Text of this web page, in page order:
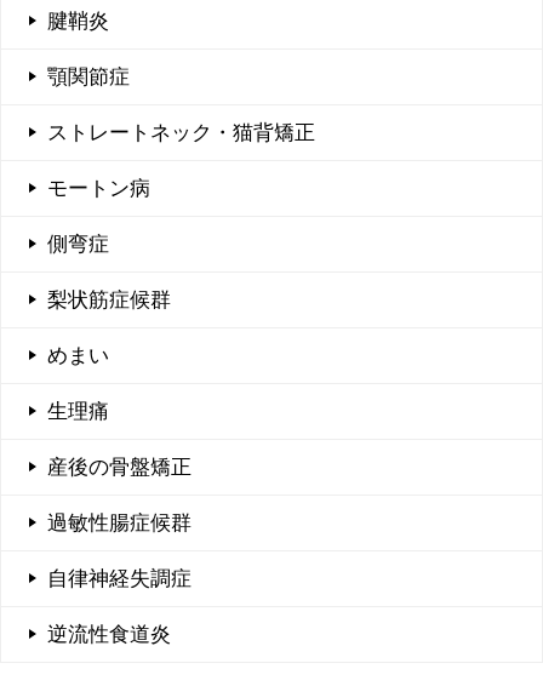
腱鞘炎
顎関節症
ストレートネック・猫背矯正
モートン病
側弯症
梨状筋症候群
めまい
生理痛
産後の骨盤矯正
過敏性腸症候群
自律神経失調症
逆流性食道炎